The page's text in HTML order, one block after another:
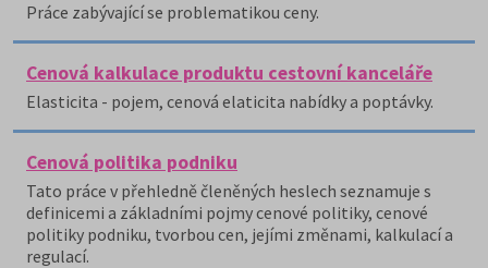
Práce zabývající se problematikou ceny.
Cenová kalkulace produktu cestovní kanceláře
Elasticita - pojem, cenová elaticita nabídky a poptávky.
Cenová politika podniku
Tato práce v přehledně členěných heslech seznamuje s
definicemi a základními pojmy cenové politiky, cenové
politiky podniku, tvorbou cen, jejími změnami, kalkulací a
regulací.